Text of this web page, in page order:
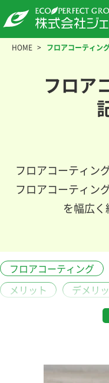
HOME フロアコーティン
フロア
フロアコーティン
フロアコーティン
を幅広く
フロアコーティング
メリット
デメリ
口コミ
ペット